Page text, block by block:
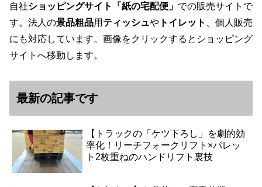
自社ショッピングサイト「紙の宅配便」 での販売サイトで
す。法人の景品粗品用 ティッシュや トイレット
、個人販売
にも対応しています。画像をクリックするとショッピング
サイトへ移動します。
最新の記事です
【トラックの「ケツ下ろし」を劇的効
率化！リーチフォークリフト×パレッ
ト2枚重ねのハンドリフト裏技